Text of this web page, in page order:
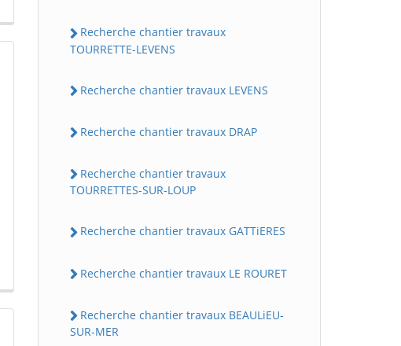
Recherche chantier travaux
TOURRETTE-LEVENS
Recherche chantier travaux LEVENS
Recherche chantier travaux DRAP
Recherche chantier travaux
TOURRETTES-SUR-LOUP
Recherche chantier travaux GATTiERES
Recherche chantier travaux LE ROURET
Recherche chantier travaux BEAULiEU-
SUR-MER